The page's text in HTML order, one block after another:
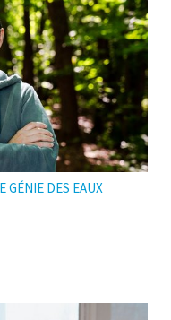
GÉNIE DES EAUX